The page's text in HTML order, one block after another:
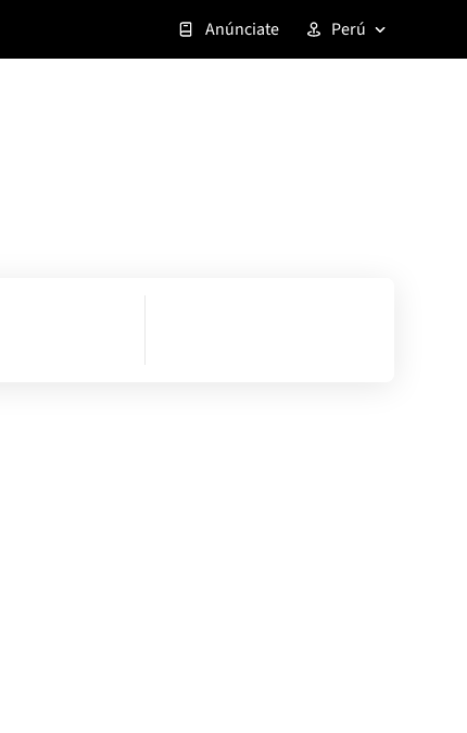
Anúnciate Perú